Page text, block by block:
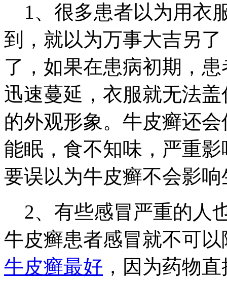
1、很多患者以为用衣
到，就以为万事大吉另
了，如果在患病初期，
迅速蔓延，衣服就无法
的外观形象。牛皮癣还
能眠，食不知味，严重
要误以为牛皮癣不会影响
2、有些感冒严重的人
牛皮癣患者感冒就不可
牛皮癣最好 ，因为药物